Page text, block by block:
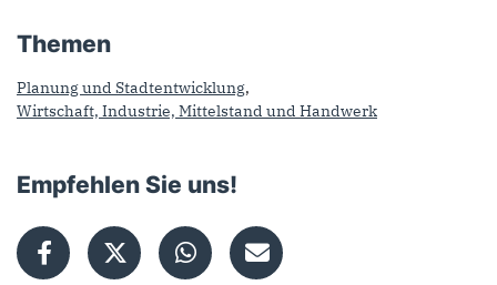
Themen
Planung und Stadtentwicklung,
Wirtschaft, Industrie, Mittelstand und Handwerk
Empfehlen Sie uns!